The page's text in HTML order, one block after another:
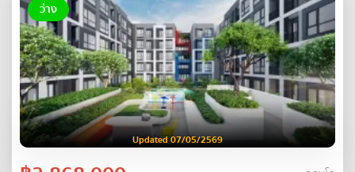
ว่าง
Updated 07/05/2569